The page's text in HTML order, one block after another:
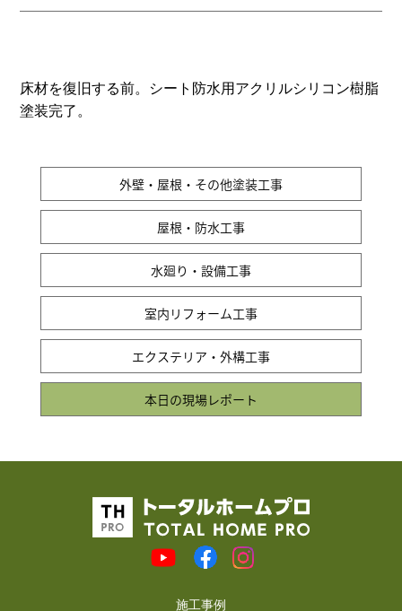
床材を復旧する前。シート防水用アクリルシリコン樹脂
塗装完了。
外壁・屋根・その他塗装工事
屋根・防水工事
水廻り・設備工事
室内リフォーム工事
エクステリア・外構工事
本日の現場レポート
施工事例